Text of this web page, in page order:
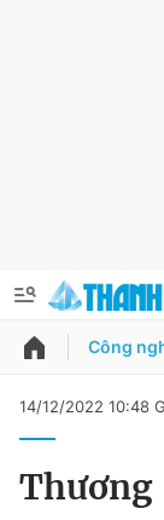
QUẢNG CÁO
Đổi mật
Công
14/12/2022 10:48